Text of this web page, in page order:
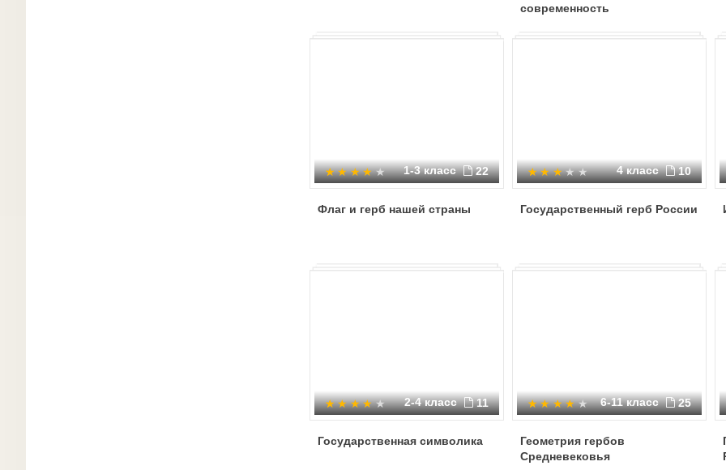
современность
1-3 класс 22
Флаг и герб нашей страны
4 класс 10
Государственный герб России
2-4 класс 11
Государственная символика
6-11 класс 25
Геометрия гербов
Средневековья